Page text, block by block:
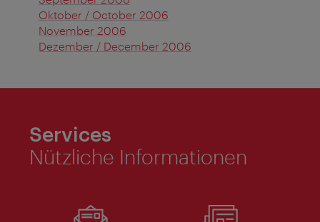
Oktober / October 2006
November 2006
Dezember / December 2006
Services
Nützliche Informationen